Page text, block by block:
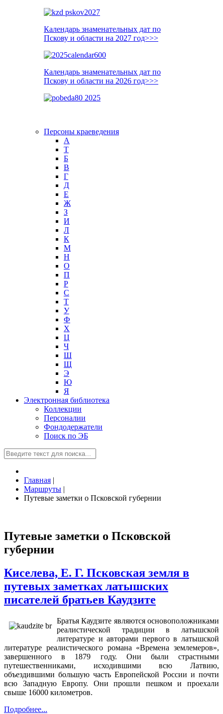
Календарь знаменательных дат по
Пскову и области на 2027 год>>>
Календарь знаменательных дат по
Пскову и области на 2026 год>>>
Персоны краеведения
А
T
Б
В
Г
Д
Е
Ж
З
И
Л
К
М
Н
О
П
Р
С
Т
У
Ф
Х
Ц
Ч
Ш
Щ
Э
Ю
Я
Электронная библиотека
Коллекции
Персоналии
Фондодержатели
Поиск по ЭБ
Главная |
Маршруты |
Путевые заметки о Псковской губернии
Путевые заметки о Псковской
губернии
Киселева, Е. Г. Псковская земля в
путевых заметках латышских
писателей братьев Каудзите
Братья Каудзите являются основоположниками
реалистической традиции в латышской
литературе и авторами первого в латышской
литературе реалистического романа «Времена землемеров»,
завершенного в 1879 году. Они были страстными
путешественниками, исходившими всю Латвию,
объездившими большую часть Европейской России и почти
всю Западную Европу. Они прошли пешком и проехали
свыше 16000 километров.
Подробнее...